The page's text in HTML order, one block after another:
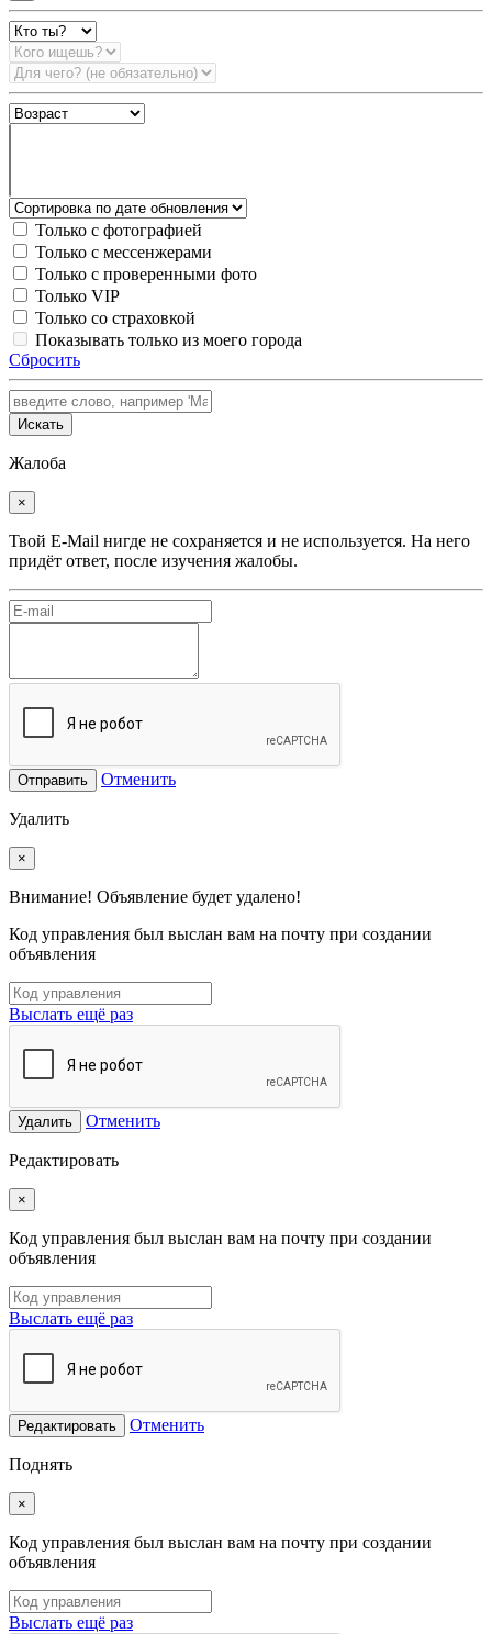
Только с фотографией
Только с мессенжерами
Только с проверенными фото
Только VIP
Только со страховкой
Показывать только из моего города
Сбросить
Искать
Жалоба
×
Твой E-Mail нигде не сохраняется и не используется. На него
придёт ответ, после изучения жалобы.
Отправить Отменить
Удалить
×
Внимание! Объявление будет удалено!
Код управления был выслан вам на почту при создании
объявления
Выслать ещё раз
Удалить Отменить
Редактировать
×
Код управления был выслан вам на почту при создании
объявления
Выслать ещё раз
Редактировать Отменить
Поднять
×
Код управления был выслан вам на почту при создании
объявления
Выслать ещё раз